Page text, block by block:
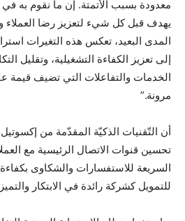
معدودة بسبب الأتمتة. إن ما نقوم به
يهدف قبل كل شيء لتعزيز رضا العملاء
المدى البعيد، تعكس هذه التغيرات
إلى تعزيز الكفاءة التشغيلية، وتقليل
الخدمات والتفاعلات التي تضيف قيمة
مرونة.”
أن التّقنيات الذكيّة المقدّمة من
تحسين قنوات الاتصال الرئيسية مع
السريعة للاستفسارات والشكاوى
للتمويل كشركة رائدة في الابتكار